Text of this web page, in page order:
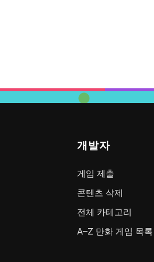
개발자
게임 제출
콘텐츠 삭제
전체 카테고리
A–Z 만화 게임 목록